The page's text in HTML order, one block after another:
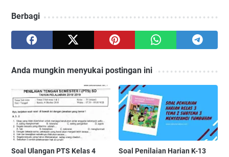
Berbagi
Anda mungkin menyukai postingan ini
Soal Ulangan PTS Kelas 4
Soal Penilaian Harian K-13